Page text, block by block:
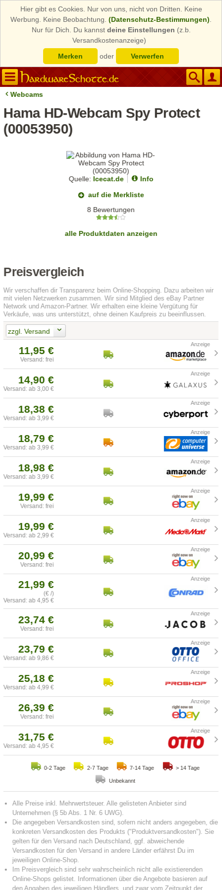
Hier gibt es Cookies. Nur von uns, nicht von Dritten. Keine
Werbung. Keine Beobachtung. (Datenschutz-Bestimmungen)
Nur für Dich. Du kannst deine Einstellungen (z.b.
Versandkostenanzeige)
Merken
oder Verwerfen
Webcams
Hama HD-Webcam Spy Protect
(00053950)
Quelle: Icecat.de
Info
auf die Merkliste
8 Bewertungen
alle Produktdaten anzeigen
Preisvergleich
Wir verschaffen dir Transparenz beim Online-Shopping. Dazu arbeiten wir
mit vielen Netzwerken zusammen. Wir sind Mitglied des eBay Partner
Network und Amazon-Partner. Wir erhalten eine kleine Vergütung für
Verkäufe, was uns unterstützt, ohne deinen Kaufpreis zu beeinflussen.
zzgl. Versand
11,95 €
Versand: frei
14,90 €
Versand: ab 3,00 €
18,38 €
Versand: ab 3,99 €
18,79 €
Versand: ab 3,99 €
18,98 €
Versand: ab 3,99 €
19,99 €
Versand: frei
19,99 €
Versand: ab 2,99 €
20,99 €
Versand: frei
21,99 €
(€ /)
Versand: ab 4,95 €
23,74 €
Versand: frei
23,79 €
Versand: ab 9,86 €
25,18 €
Versand: ab 4,99 €
26,39 €
Versand: frei
31,75 €
Versand: ab 4,95 €
0-2 Tage 2-7 Tage 7-14 Tage > 14 Tage
Unbekannt